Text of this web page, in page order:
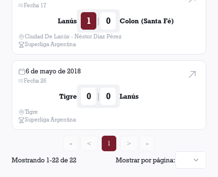
Fecha 17
Lanús 1 | 0 Colon (Santa Fé)
Ciudad De Lanús - Néstor Diaz Pérez
Superliga Argentina
6 de mayo de 2018
Fecha 26
Tigre 0 | 0 Lanús
Tigre
Superliga Argentina
Mostrando 1-22de22 Mostrar por página:
« < 1 > »